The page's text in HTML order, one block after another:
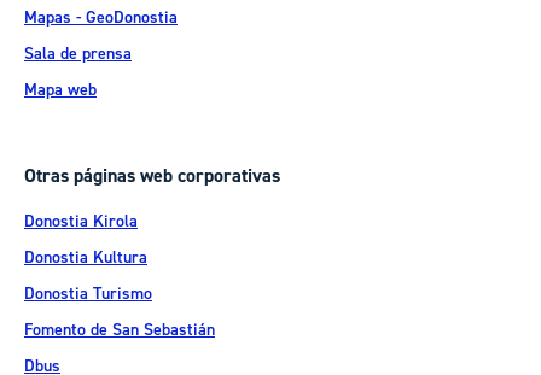
Mapas - GeoDonostia
Sala de prensa
Mapa web
Otras páginas web corporativas
Donostia Kirola
Donostia Kultura
Donostia Turismo
Fomento de San Sebastián
Dbus